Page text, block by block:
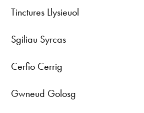
Tinctures Llysieuol
Sgiliau Syrcas
Cerfio Cerrig
Gwneud Golosg